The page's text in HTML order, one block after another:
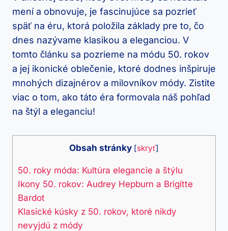
mení a obnovuje, je fascinujúce sa pozrieť
späť na éru, ktorá položila základy pre to, čo
dnes nazývame klasikou a eleganciou. V
tomto článku sa pozrieme na módu 50. rokov
a jej ikonické oblečenie, ktoré dodnes inšpiruje
mnohých dizajnérov a milovníkov módy. Zistite
viac o tom, ako táto éra formovala náš pohľad
na štýl a eleganciu!
Obsah stránky [skryť]
50. roky móda: Kultúra elegancie a štýlu
Ikony 50. rokov: Audrey Hepburn a Brigitte
Bardot
Klasické kúsky z 50. rokov, ktoré nikdy
nevyjdú z módy